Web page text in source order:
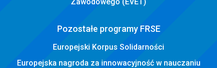
Pozostałe programy FRSE
Europejski Korpus Solidarności
Europejska nagroda za innowacyjność w nauczaniu